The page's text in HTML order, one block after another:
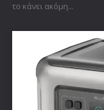
το κάνει ακόμη...